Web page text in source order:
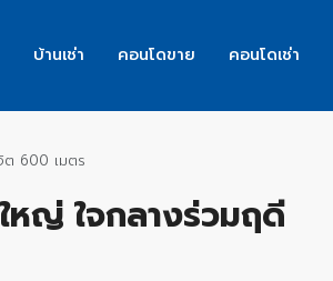
บ้านเช่า คอนโดขาย คอนโดเช่า
ต 600 เมตร
หญ่ ใจกลางร่วมฤดี